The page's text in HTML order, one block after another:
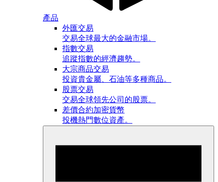
產品
外匯交易
交易全球最大的金融市場。
指數交易
追蹤指數的經濟趨勢。
大宗商品交易
投資貴金屬、石油等多種商品。
股票交易
交易全球領先公司的股票。
差價合約加密貨幣
投機熱門數位資產。